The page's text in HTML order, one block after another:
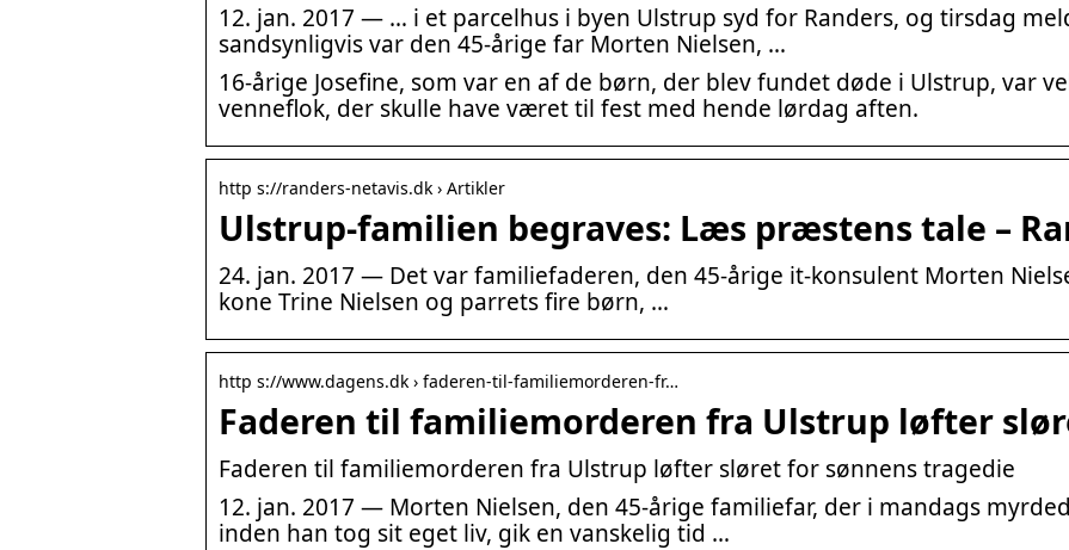
12. jan. 2017 — … i et parcelhus i byen Ulstrup syd for Randers, og tirsdag
sandsynligvis var den 45-årige far Morten Nielsen, …
16-årige Josefine, som var en af de børn, der blev fundet døde i Ulstrup, var
venneflok, der skulle have været til fest med hende lørdag aften.
http s://randers-netavis.dk › Artikler
Ulstrup-familien begraves: Læs præstens tale –
24. jan. 2017 — Det var familiefaderen, den 45-årige it-konsulent Morten
kone Trine Nielsen og parrets fire børn, …
http s://www.dagens.dk › faderen-til-familiemorderen-fr…
Faderen til familiemorderen fra Ulstrup løfter
Faderen til familiemorderen fra Ulstrup løfter sløret for sønnens tragedie
12. jan. 2017 — Morten Nielsen, den 45-årige familiefar, der i mandags
inden han tog sit eget liv, gik en vanskelig tid …